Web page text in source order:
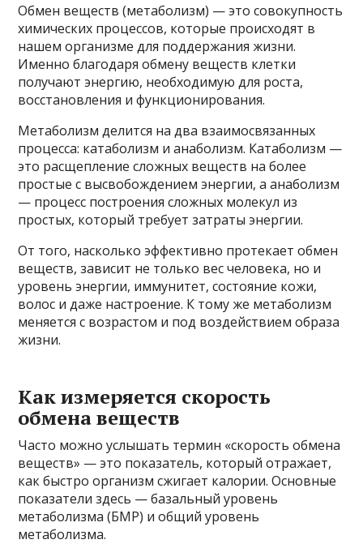
Обмен веществ (метаболизм) — это совокупность
химических процессов, которые происходят в
нашем организме для поддержания жизни.
Именно благодаря обмену веществ клетки
получают энергию, необходимую для роста,
восстановления и функционирования.
Метаболизм делится на два взаимосвязанных
процесса: катаболизм и анаболизм. Катаболизм —
это расщепление сложных веществ на более
простые с высвобождением энергии, а анаболизм
— процесс построения сложных молекул из
простых, который требует затраты энергии.
От того, насколько эффективно протекает обмен
веществ, зависит не только вес человека, но и
уровень энергии, иммунитет, состояние кожи,
волос и даже настроение. К тому же метаболизм
меняется с возрастом и под воздействием образа
жизни.
Как измеряется скорость
обмена веществ
Часто можно услышать термин «скорость обмена
веществ» — это показатель, который отражает,
как быстро организм сжигает калории. Основные
показатели здесь — базальный уровень
метаболизма (БМР) и общий уровень
метаболизма.